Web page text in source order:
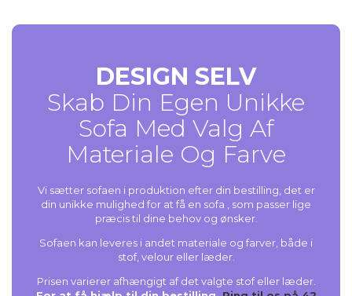
DESIGN SELV
Skab Din Egen Unikke
Sofa Med Valg Af
Materiale Og Farve
Vi sætter sofaen i produktion efter din bestilling, det er
din unikke mulighed for at få en sofa , som passer lige
præcis til dine behov og ønsker.
Sofaen kan leveres i andet materiale og farver, både i
stof, velour eller læder.
Prisen varierer afhængigt af det valgte stof eller læder.